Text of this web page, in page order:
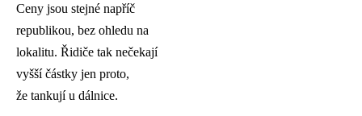
Ceny jsou stejné napříč
republikou, bez ohledu na
lokalitu. Řidiče tak nečekají
vyšší částky jen proto,
že tankují u dálnice.